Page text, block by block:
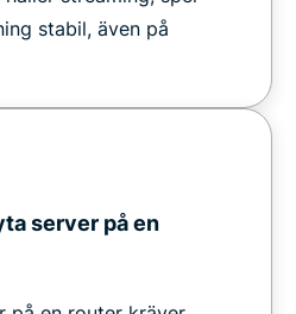
stabil, även på
server på en